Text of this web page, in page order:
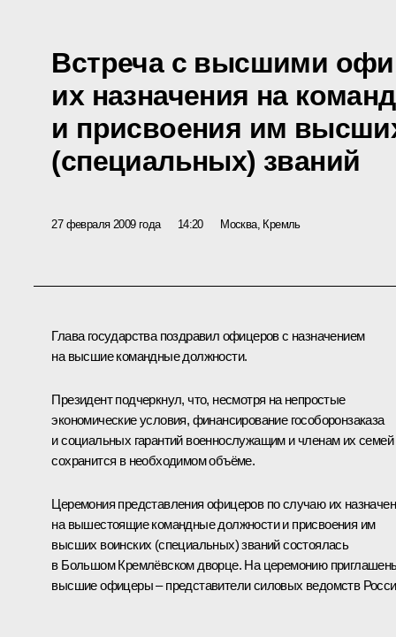
Встреча с высшими
их назначения на
и присвоения им
(специальных) званий
27 февраля 2009 года 14:20 Москва, Кремль
Глава государства поздравил офицеров с назначением
на высшие командные должности.
Президент подчеркнул, что, несмотря на непростые
экономические условия, финансирование гособоронзаказа
и социальных гарантий военнослужащим и членам их семей
сохранится в необходимом объёме.
Церемония представления офицеров по случаю их
на вышестоящие командные должности и присвоения им
высших воинских (специальных) званий состоялась
в Большом Кремлёвском дворце. На церемонию
высшие офицеры – представители силовых ведомств